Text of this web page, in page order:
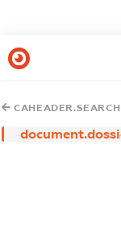
CAHEADER.SEARCH